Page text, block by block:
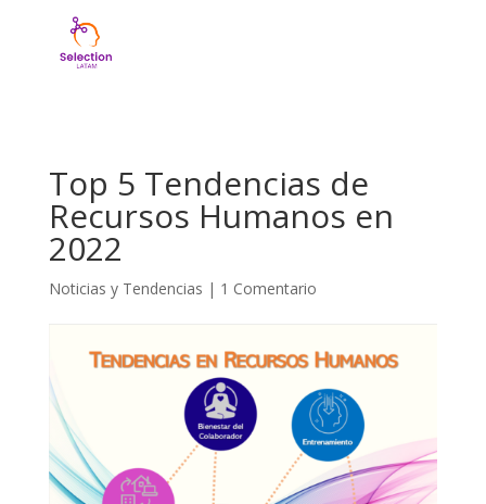
Top 5 Tendencias de
Recursos Humanos en
2022
Noticias y Tendencias | 1 Comentario